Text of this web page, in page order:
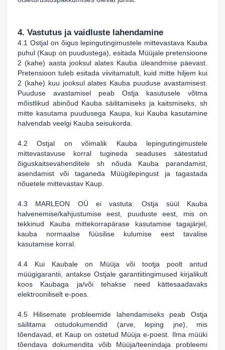
4. Vastutus ja vaidluste lahendamine
4.1 Ostjal on õigus lepingutingimustele mittevastava Kauba
puhul (Kaup on puudustega), esitada Müüjale pretensioone
2 (kahe) aasta jooksul alates Kauba üleandmise päevast.
Pretensioon tuleb esitada viivitamatult, kuid mitte hiljem kui
2 (kahe) kuu jooksul alates Kauba puuduse avastamisest.
Puuduse avastamisel peab Ostja kasutusele võtma
mõistlikud abinõud Kauba säilitamiseks ja kaitsmiseks, sh
mitte kasutama puudusega Kaupa, kui Kauba kasutamine
halvendab veelgi Kauba seisukorda.
4.2 Ostjal on võimalik Kauba lepingutingimustele
mittevastavuse korral tugineda seaduses sätestatud
õiguskaitsevahenditele sh nõuda Kauba parandamist,
asendamist või taganeda Müügilepingust ja tagastada
nõuetele mittevastav Kaup.
4.3 MARLEON OÜ
ei vastuta: Ostja süül Kauba
halvenemise/kahjustumise eest, puuduste eest, mis on
tekkinud Kauba mittekorrapärase kasutamise tagajärjel,
kauba normaalse füüsilise kulumise eest tavalise
kasutamise korral.
4.4 Kui Kaubale on Müüja või tootja poolt antud
müügigarantii, antakse Ostjale garantiitingimused kirjalikult
koos Kaubaga ja/või tehakse need kättesaadavaks
elektrooniliselt e-poes.
4.5 Hilisemate probleemide lahendamiseks peab Ostja
säilitama ostudokumendid (arve, leping jne), mis
tõendavad, et Kaup on ostetud Müüja e-poest. Ilma müüki
tõendava dokumendita võib Müüja/teenindaja probleemi